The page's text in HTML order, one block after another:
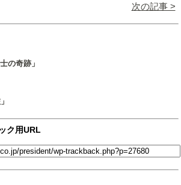
次の記事 >
の奇跡」
ク用URL